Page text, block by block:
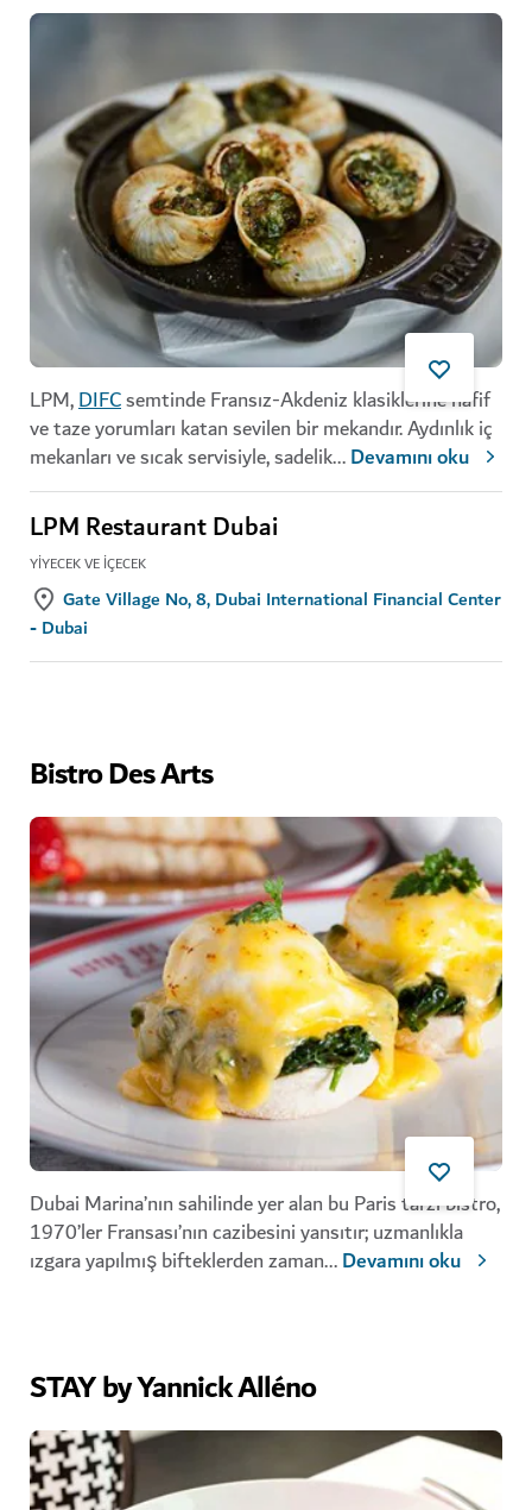
LPM,DIFCsemtinde Fransız-Akdeniz klasiklerine hafif
ve taze yorumları katan sevilen bir mekandır. Aydınlık iç
mekanları ve sıcak servisiyle, sadelik...Devamını oku
LPM Restaurant Dubai
YIYECEK VE İÇECEK
Gate Village No, 8, Dubai International Financial Center
- Dubai
Bistro Des Arts
Dubai Marina’nın sahilinde yer alan bu Paris tarzı bistro,
1970’ler Fransası’nın cazibesini yansıtır; uzmanlıkla
ızgara yapılmış bifteklerden zaman...Devamını oku
STAY by Yannick Alléno